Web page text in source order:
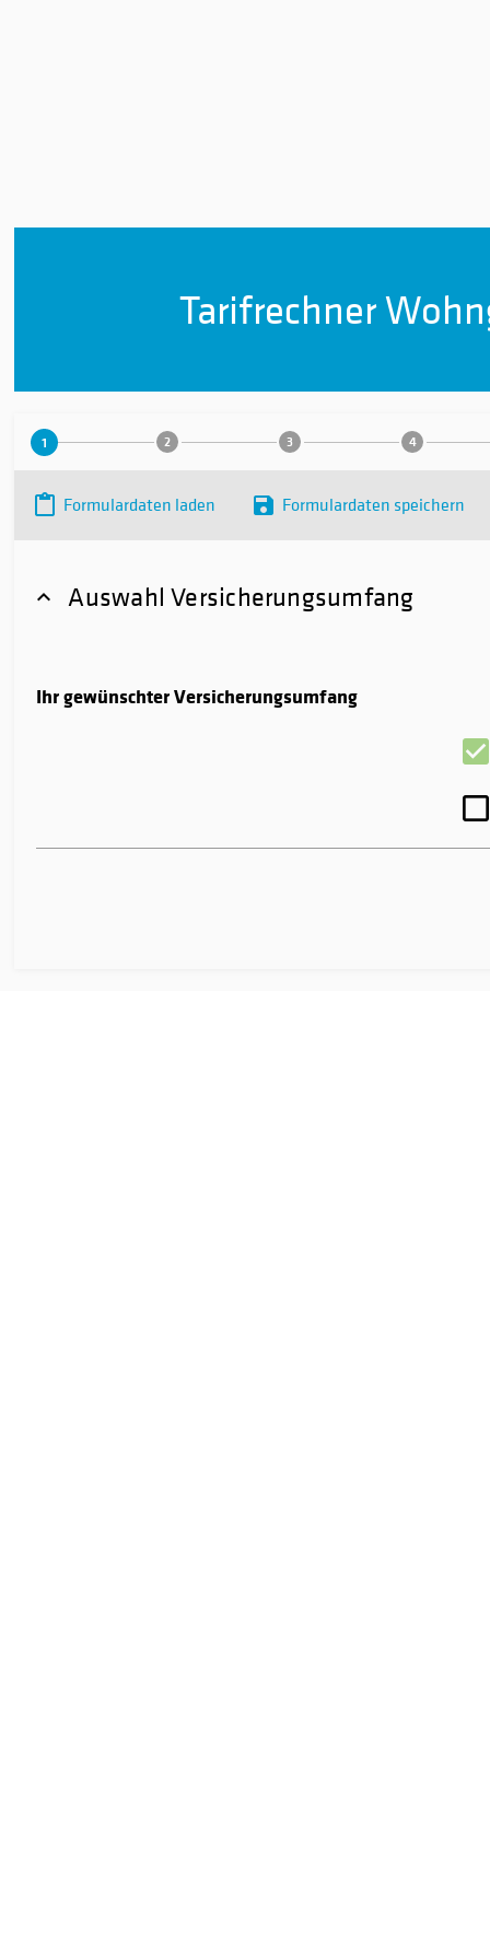
Tarifrechner
1 2 3 4
Formulardaten laden Formulardaten speichern
Auswahl Versicherungsumfang
Ihr gewünschter Versicherungsumfang